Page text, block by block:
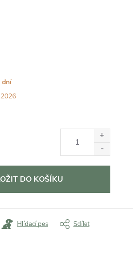
dní
DO KOŠÍKU
Hlídací pes Sdílet